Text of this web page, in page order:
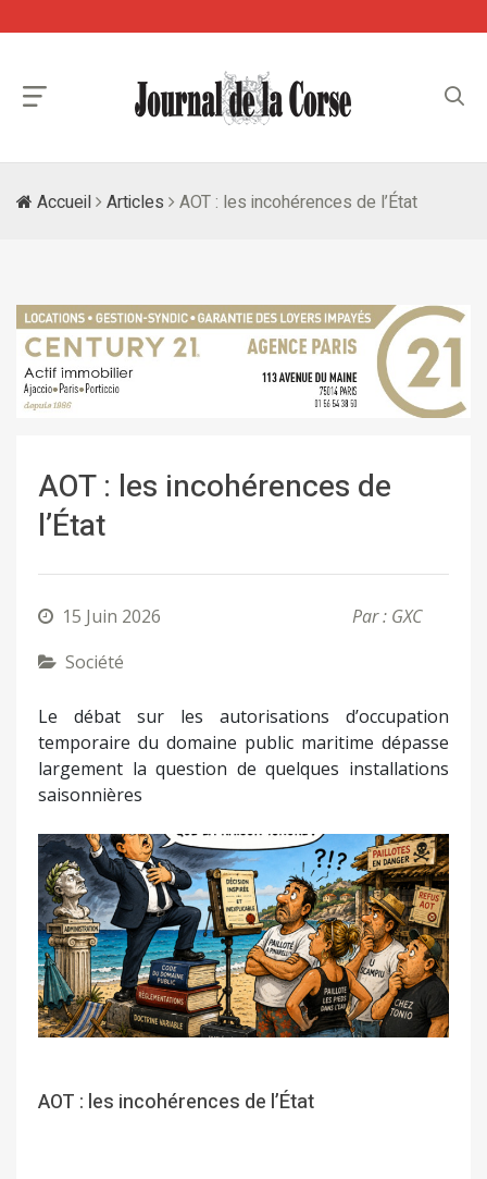
Accueil Articles AOT : les incohérences de l’État
AOT : les incohérences de
l’État
15 Juin 2026
Par : GXC
Société
Le débat sur les autorisations d’occupation
temporaire du domaine public maritime dépasse
largement la question de quelques installations
saisonnières
AOT : les incohérences de l’État